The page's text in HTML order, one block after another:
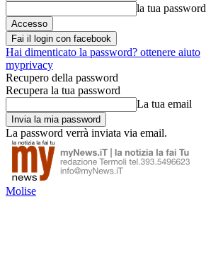
la tua password
Fai il login con facebook
Hai dimenticato la password? ottenere aiuto
myprivacy
Recupero della password
Recupera la tua password
La tua email
La password verrà inviata via email.
Molise